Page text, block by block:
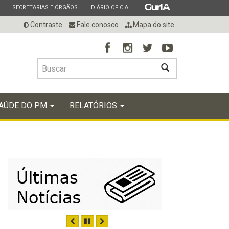
ESTADO
SECRETARIAS E ÓRGÃOS ESTADO
DIÁRIO OFICIAL ESTADO
Contraste Fale conosco Mapa do site
BUSCAR
DO PM RELATÓRIOS
ANTERIOR
PAUSAR